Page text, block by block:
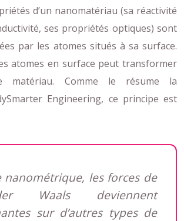
d’un nanomatériau (sa réactivité
ses propriétés optiques) sont
par les atomes situés à sa surface.
atomes en surface peut transformer
matériau. Comme le résume la
Engineering, ce principe est
nanométrique, les forces de
Waals deviennent
sur d’autres types de